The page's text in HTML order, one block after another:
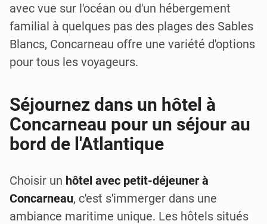
avec vue sur l'océan ou d'un hébergement
familial à quelques pas des plages des Sables
Blancs, Concarneau offre une variété d'options
pour tous les voyageurs.
Séjournez dans un hôtel à
Concarneau pour un séjour au
bord de l'Atlantique
Choisir un hôtel avec petit-déjeuner à
Concarneau, c'est s'immerger dans une
ambiance maritime unique. Les hôtels situés